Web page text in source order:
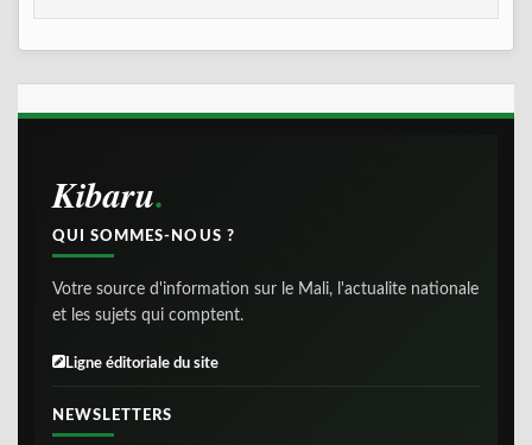
Kibaru
QUI SOMMES-NOUS ?
Votre source d'information sur le Mali, l'actualite nationale
et les sujets qui comptent.
Ligne éditoriale du site
NEWSLETTERS